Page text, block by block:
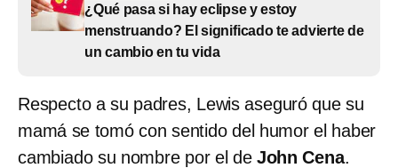
¿Qué pasa si hay eclipse y estoy
menstruando? El significado te advierte de
un cambio en tu vida
Respecto a su padres, Lewis aseguró que su
mamá se tomó con sentido del humor el haber
cambiado su nombre por el de John Cena.